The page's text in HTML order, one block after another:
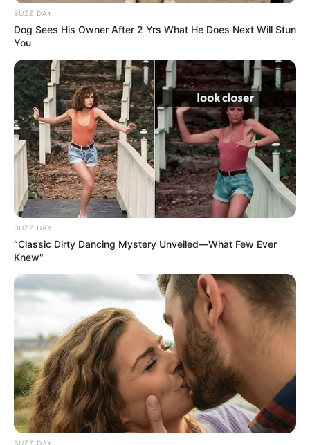
BUZZ DAY
Dog Sees His Owner After 2 Yrs What He Does Next Will Stun
You
BUZZ DAY
“Classic Dirty Dancing Mystery Unveiled—What Few Ever
Knew"
BUZZ DAY